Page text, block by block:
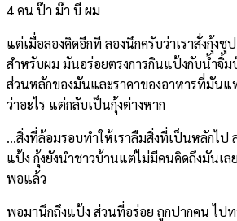
4 คน ป๊า ม๊า บี ผม
แต่เมื่อลองคิดอีกที ลองนึกครับว่าเราสั่งกุ้งชุ
สำหรับผม มันอร่อยตรงการกินแป้งกับน้ำจิ้
ส่วนหลักของมันและราคาของอาหารที่มันแ
ว่าอะไร แต่กลับเป็นกุ้งต่างหาก
…สิ่งที่ล้อมรอบทำให้เราลืมสิ่งที่เป็นหลักไป
แป้ง กุ้งยังนำชาวบ้านแต่ไม่มีคนคิดถึงมันเล
พอแล้ว
พอมานึกถึงแป้ง ส่วนที่อร่อย ถูกปากคน ไป